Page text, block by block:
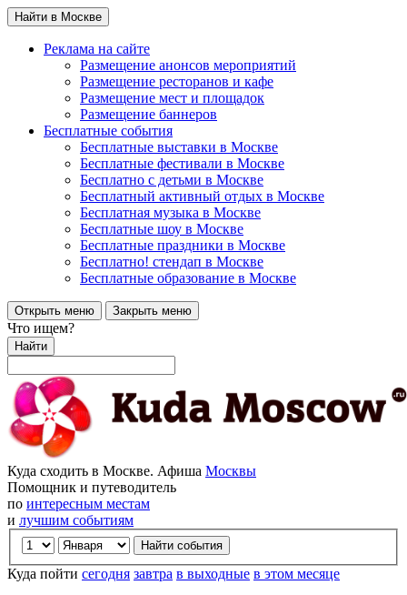
Найти в Москве
Реклама на сайте
Размещение анонсов мероприятий
Размещение ресторанов и кафе
Размещение мест и площадок
Размещение баннеров
Бесплатные события
Бесплатные выставки в Москве
Бесплатные фестивали в Москве
Бесплатно с детьми в Москве
Бесплатный активный отдых в Москве
Бесплатная музыка в Москве
Бесплатные шоу в Москве
Бесплатные праздники в Москве
Бесплатно! стендап в Москве
Бесплатные образование в Москве
Открыть меню Закрыть меню
Что ищем?
Найти
Куда сходить в Москве. Афиша Москвы
Помощник и путеводитель
по интересным местам
и лучшим событиям
Куда пойти сегодня завтра в выходные в этом месяце